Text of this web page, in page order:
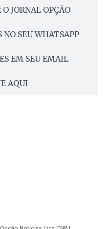
JORNAL OPÇÃO
NO SEU WHATSAPP
EM SEU EMAIL
AQUI